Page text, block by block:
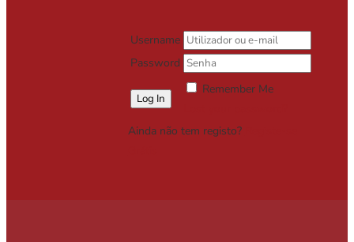
Username
Password
Remember Me
Ainda não tem registo?